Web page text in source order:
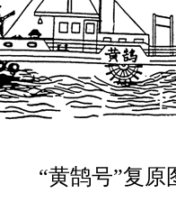
“黄鹄号”复原